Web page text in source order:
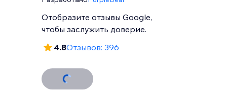
Отобразите отзывы Google,
чтобы заслужить доверие.
4.8Отзывов: 396